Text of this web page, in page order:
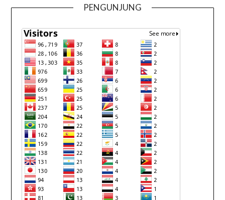
PENGUNJUNG